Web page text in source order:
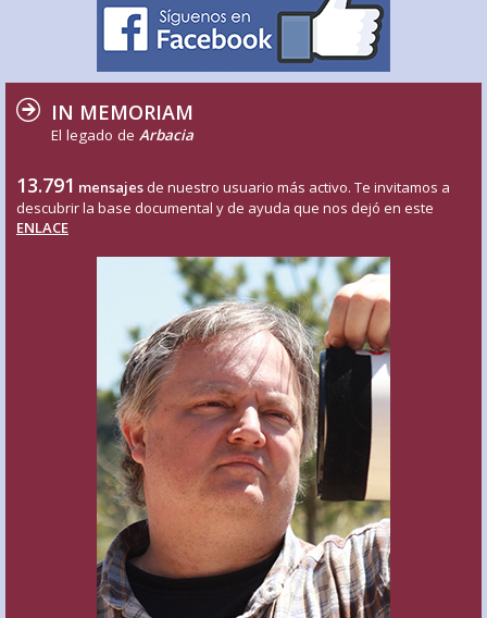
IN MEMORIAM
El legado de Arbacia
13.791 mensajes de nuestro usuario más activo. Te invitamos a
descubrir la base documental y de ayuda que nos dejó en este
ENLACE